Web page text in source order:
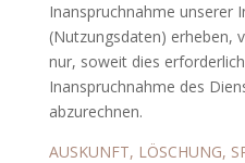
Inanspruchnahme unserer
(Nutzungsdaten) erheben,
nur, soweit dies
Inanspruchnahme des
abzurechnen.
AUSKUNFT, LÖSCHUNG,